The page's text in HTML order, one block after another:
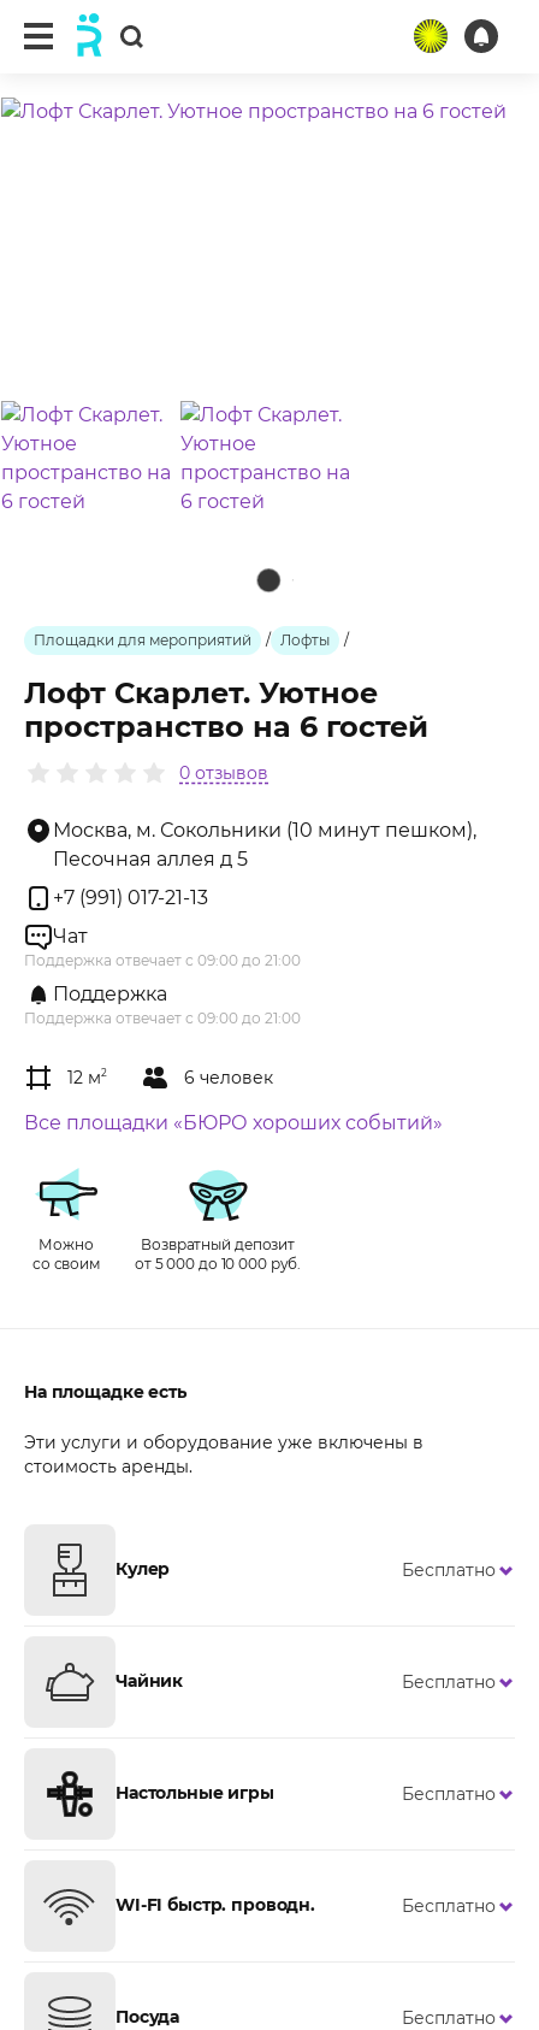
Площадки для мероприятий / Лофты /
Лофт Скарлет. Уютное
пространство на 6 гостей
0 отзывов
Москва, м. Сокольники (10 минут пешком),
Песочная аллея д 5
+7 (991) 017-21-13
Чат
Поддержка отвечает с 09:00 до 21:00
Поддержка
Поддержка отвечает с 09:00 до 21:00
12 м2 6 человек
Все площадки «БЮРО хороших событий»
Можно
со своим
Возвратный депозит
от 5 000 до 10 000 руб.
На площадке есть
Эти услуги и оборудование уже включены в
стоимость аренды.
Кулер Бесплатно
Чайник Бесплатно
Настольные игры Бесплатно
WI-FI быстр. проводн. Бесплатно
Посуда Бесплатно